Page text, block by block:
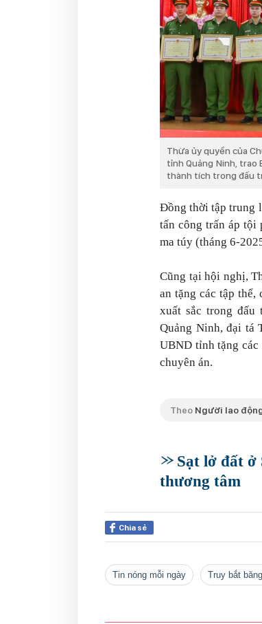
Thừa ủy quyền của
tỉnh Quảng Ninh, trao
thành tích trong đấu
Đồng thời tập trung
tấn công trấn áp tội
ma túy (tháng 6-
Cũng tại hội nghị,
an tặng các tập
xuất sắc trong đấu
Quảng Ninh, đại tá
UBND tỉnh tặng
chuyên án.
Theo Người lao
Sạt lở đất ở
thương tâm
Chia sẻ
tin nóng mỗi ngày Truy bắt